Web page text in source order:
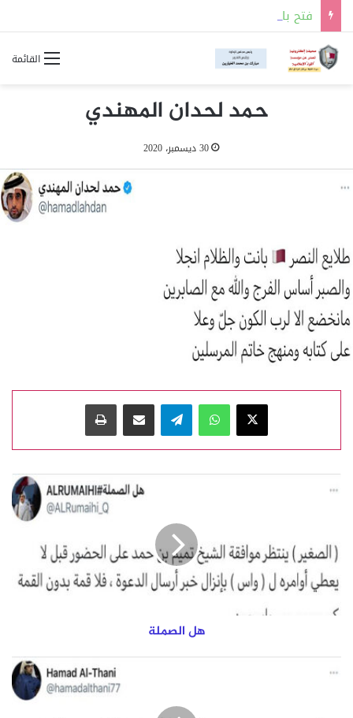
القائمة
حمد لحدان المهندي
30 ديسمبر، 2020
‫X واتساب تيلقرام مشاركة عبر البريد
ه
ل
ص
م
ل
ة
هل الصملة
ح
م